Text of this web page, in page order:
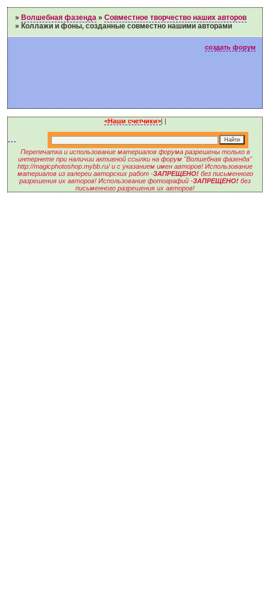
» Волшебная фазенда »Совместное творчество наших авторов
» Коллажи и фоны, созданные совместно нашими авторами
создать форум
<Наши счетчики>| |
Перепечатка и использование материалов форума разрешены только в
интернете при наличии активной ссылки на форум "Волшебная фазенда"
http://magicphotoshop.mybb.ru/ и с указанием имен авторов! Использование
материалов из галереи авторских работ -ЗАПРЕЩЕНО!без письменного
разрешения их авторов! Использование фотографий -ЗАПРЕЩЕНО! без
письменного разрешения их авторов!